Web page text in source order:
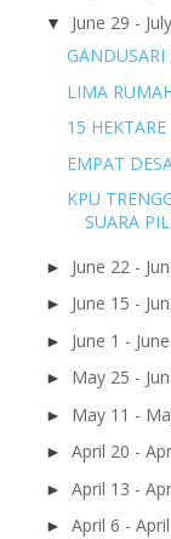
▼ June 29 -
GANDUSARI
LIMA
15
EMPAT
KPU
SUARA
► June 22 -
► June 15 -
► June 1 -
► May 25 -
► May 11 -
► April 20 -
► April 13 -
► April 6 -